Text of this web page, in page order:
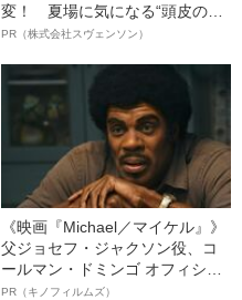
変！ 夏場に気になる“頭皮のニ
オイ”や“ベタつき”を解消す
ト”が生み出した徹底ケアとは
PR（株式会社スヴェンソン）
《映画『Michael／マイケル』》
父ジョセフ・ジャクソン役、コ
ールマン・ドミンゴ オフィシャ
ルインタビュー“観客を魅了した
PR（キノフィルムズ）